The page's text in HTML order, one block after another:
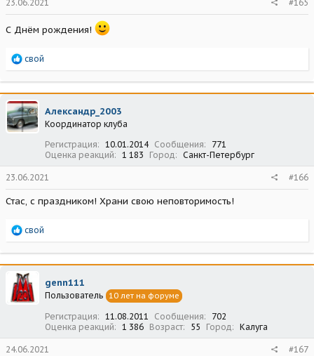
23.06.2021 #165
С Днём рождения!
Р
а
к
ц
и
и
свой
Александр_2003
Координатор клуба
Регистрация
10.01.2014 Сообщения
771
Оценка реакций
1 183 Город Санкт-Петербург
23.06.2021 #166
Стас, с праздником! Храни свою неповторимость!
Р
а
к
ц
и
и
свой
genn111
Пользователь 10 лет на форуме
Регистрация 11.08.2011 Сообщения
702
Оценка реакций
1 386 Возраст 55 Город Калуга
24.06.2021 #167